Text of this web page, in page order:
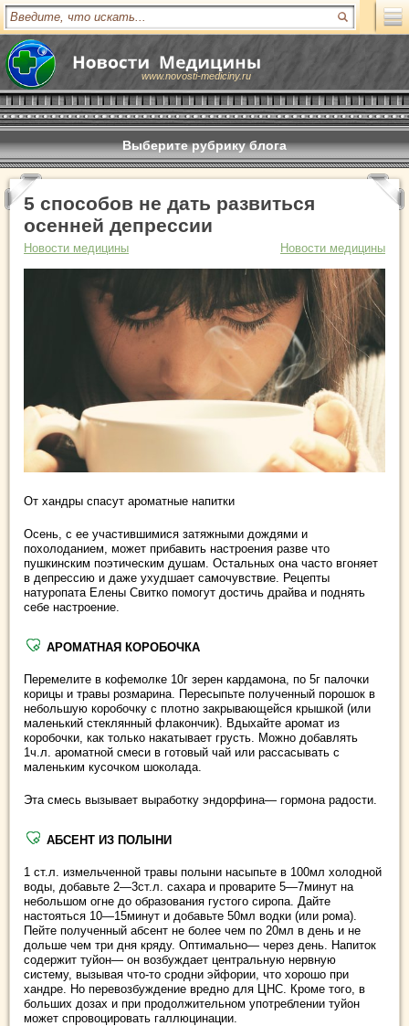
www.novosti-mediciny.ru
Выберите рубрику блога
5 способов не дать развиться
осенней депрессии
Новости медицины Новости медицины
От хандры спасут ароматные напитки
Осень, с ее участившимися затяжными дождями и
похолоданием, может прибавить настроения разве что
пушкинским поэтическим душам. Остальных она часто вгоняет
в депрессию и даже ухудшает самочувствие. Рецепты
натуропата Елены Свитко помогут достичь драйва и поднять
себе настроение.
АРОМАТНАЯ КОРОБОЧКА
Перемелите в кофемолке 10г зерен кардамона, по 5г палочки
корицы и травы розмарина. Пересыпьте полученный порошок в
небольшую коробочку с плотно закрывающейся крышкой (или
маленький стеклянный флакончик). Вдыхайте аромат из
коробочки, как только накатывает грусть. Можно добавлять
1ч.л. ароматной смеси в готовый чай или рассасывать с
маленьким кусочком шоколада.
Эта смесь вызывает выработку эндорфина— гормона радости.
АБСЕНТ ИЗ ПОЛЫНИ
1 ст.л. измельченной травы полыни насыпьте в 100мл холодной
воды, добавьте 2—3ст.л. сахара и проварите 5—7минут на
небольшом огне до образования густого сиропа. Дайте
настояться 10—15минут и добавьте 50мл водки (или рома).
Пейте полученный абсент не более чем по 20мл в день и не
дольше чем три дня кряду. Оптимально— через день. Напиток
содержит туйон— он возбуждает центральную нервную
систему, вызывая что-то сродни эйфории, что хорошо при
хандре. Но перевозбуждение вредно для ЦНС. Кроме того, в
больших дозах и при продолжительном употреблении туйон
может спровоцировать галлюцинации.